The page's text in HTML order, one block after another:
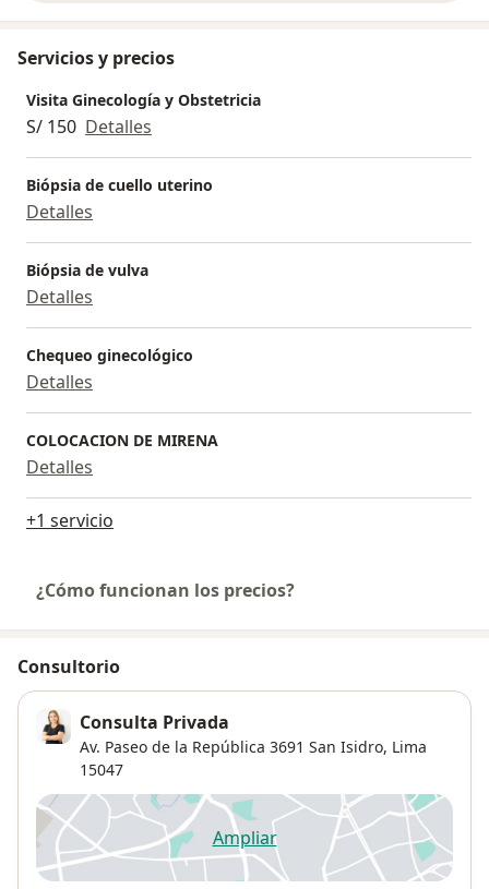
Servicios y precios
Visita Ginecología y Obstetricia
S/ 150 Detalles
Biópsia de cuello uterino
Detalles
Biópsia de vulva
Detalles
Chequeo ginecológico
Detalles
COLOCACION DE MIRENA
Detalles
+1 servicio
¿Cómo funcionan los precios?
Consultorio
Consulta Privada
Av. Paseo de la República 3691 San Isidro, Lima
15047
Ampliarse abre en una nueva